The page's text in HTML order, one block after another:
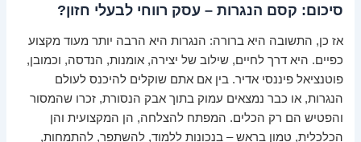
סיכום: קסם הנגרות – עסק רווחי לבעלי חזון?
אז כן, התשובה היא ברורה: הנגרות היא הרבה יותר מעוד מקצוע
כפיים. היא דרך לחיים, שילוב של יצירה, אומנות, הנדסה, וכמובן,
פוטנציאל פיננסי אדיר. בין אם אתם שוקלים להיכנס לעולם
הנגרות, או כבר נמצאים עמוק בתוך אבק הנסורת, זכרו שהמסור
והפטיש הם רק הכלים. המפתח להצלחה, הן המקצועית והן
הכלכלית, טמון בראש – בנכונות ללמוד, להשתפר, להתמחות,